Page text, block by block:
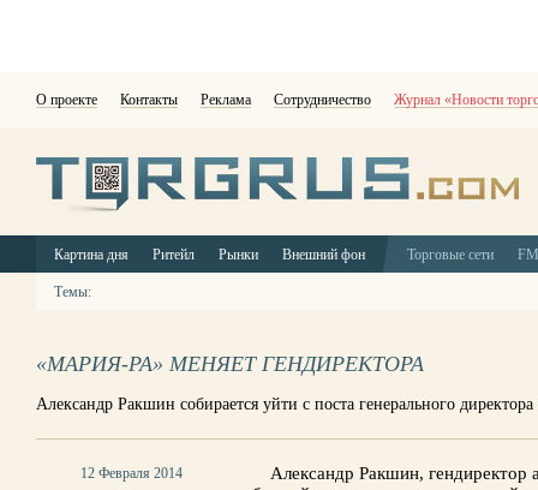
О проекте Контакты Реклама Сотрудничество Журнал «Новости
Картина дня Ритейл Рынки Внешний фон Торговые сети
Темы:
«МАРИЯ-РА» МЕНЯЕТ ГЕНДИРЕКТОРА
Александр Ракшин собирается уйти с поста генерального
12 Февраля 2014
Александр Ракшин, гендиректор